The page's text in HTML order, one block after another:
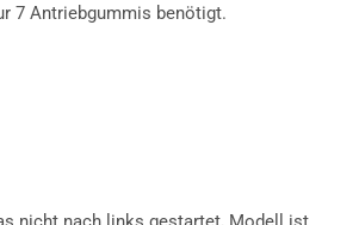
7 Antriebgummis benötigt.